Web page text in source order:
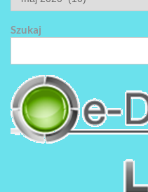
Szukaj